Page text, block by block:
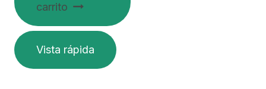
carrito
Vista rápida